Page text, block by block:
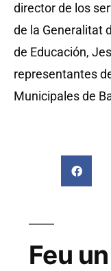
director de los
de la Generalitat
de Educación,
representantes
Municipales de
Feu